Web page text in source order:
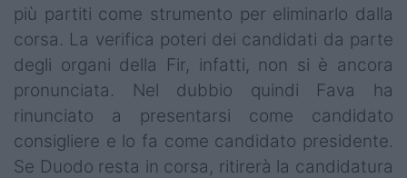
più partiti come strumento per eliminarlo dalla
corsa. La verifica poteri dei candidati da parte
degli organi della Fir, infatti, non si è ancora
pronunciata. Nel dubbio quindi Fava ha
rinunciato a presentarsi come candidato
consigliere e lo fa come candidato presidente.
Se Duodo resta in corsa, ritirerà la candidatura